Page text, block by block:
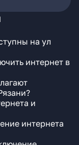
на ул
интернет в
и
интернета